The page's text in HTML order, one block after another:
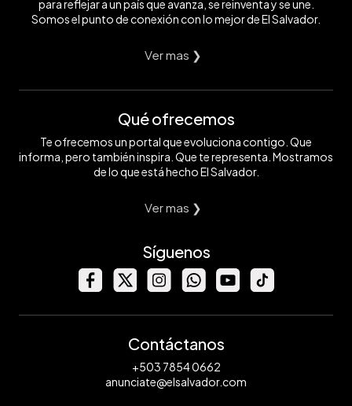
para reflejar a un país que avanza, se reinventa y se une.
Somos el punto de conexión con lo mejor de El Salvador.
Ver mas ❯
Qué ofrecemos
Te ofrecemos un portal que evoluciona contigo. Que
informa, pero también inspira. Que te representa. Mostramos
de lo que está hecho El Salvador.
Ver mas ❯
Síguenos
Contáctanos
+503 7854 0662
anunciate@elsalvador.com